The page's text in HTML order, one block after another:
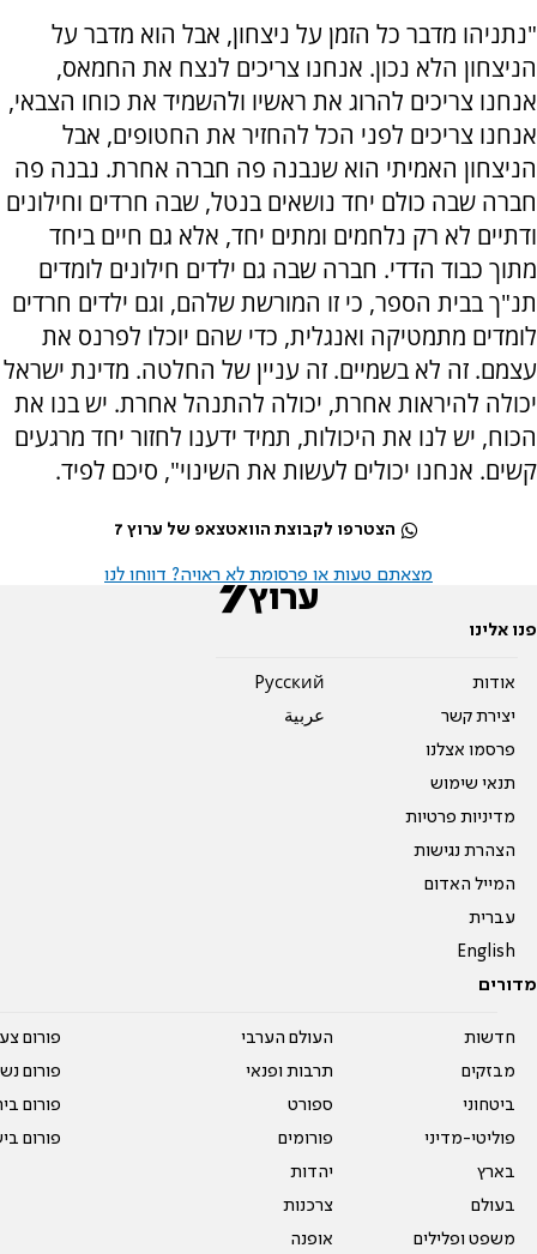
"נתניהו מדבר כל הזמן על ניצחון, אבל הוא מדבר על
הניצחון הלא נכון. אנחנו צריכים לנצח את החמאס,
אנחנו צריכים להרוג את ראשיו ולהשמיד את כוחו הצבאי,
אנחנו צריכים לפני הכל להחזיר את החטופים, אבל
הניצחון האמיתי הוא שנבנה פה חברה אחרת. נבנה פה
חברה שבה כולם יחד נושאים בנטל, שבה חרדים וחילונים
ודתיים לא רק נלחמים ומתים יחד, אלא גם חיים ביחד
מתוך כבוד הדדי. חברה שבה גם ילדים חילונים לומדים
תנ"ך בבית הספר, כי זו המורשת שלהם, וגם ילדים חרדים
לומדים מתמטיקה ואנגלית, כדי שהם יוכלו לפרנס את
עצמם. זה לא בשמיים. זה עניין של החלטה. מדינת ישראל
יכולה להיראות אחרת, יכולה להתנהל אחרת. יש בנו את
הכוח, יש לנו את היכולות, תמיד ידענו לחזור יחד מרגעים
קשים. אנחנו יכולים לעשות את השינוי", סיכם לפיד.
הצטרפו לקבוצת הוואטצאפ של ערוץ 7
מצאתם טעות או פרסומת לא ראויה? דווחו לנו
פנו אלינו
אודות
יצירת קשר
פרסמו אצלנו
תנאי שימוש
מדיניות פרטיות
הצהרת נגישות
המייל האדום
עברית
English
Pусский
عربية
מדורים
חדשות
מבזקים
ביטחוני
פוליטי-מדיני
בארץ
בעולם
משפט ופלילים
העולם הערבי
תרבות ופנאי
ספורט
פורומים
יהדות
צרכנות
אופנה
פורום
פורום
פורום
פורום